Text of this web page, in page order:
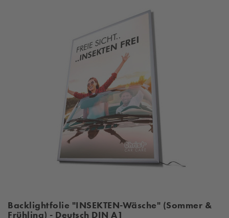
Backlightfolie "INSEKTEN-Wäsche" (Sommer &
Frühling) - Deutsch DIN A1